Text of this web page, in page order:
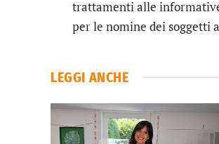
trattamenti alle
per le nomine dei soggetti
LEGGI ANCHE